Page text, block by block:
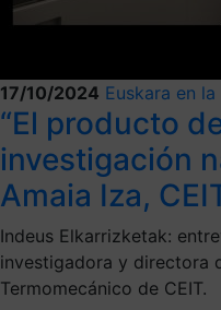
17/10/2024 Euskara en
“El producto
investigación
Amaia Iza,
Indeus Elkarrizketak:
investigadora y directora
Termomecánico de CEIT.